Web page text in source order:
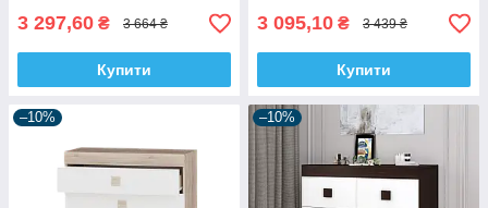
3 297,60 ₴ 3 664 ₴
Купити
3 095,10 ₴ 3 439 ₴
Купити
–10% –10%